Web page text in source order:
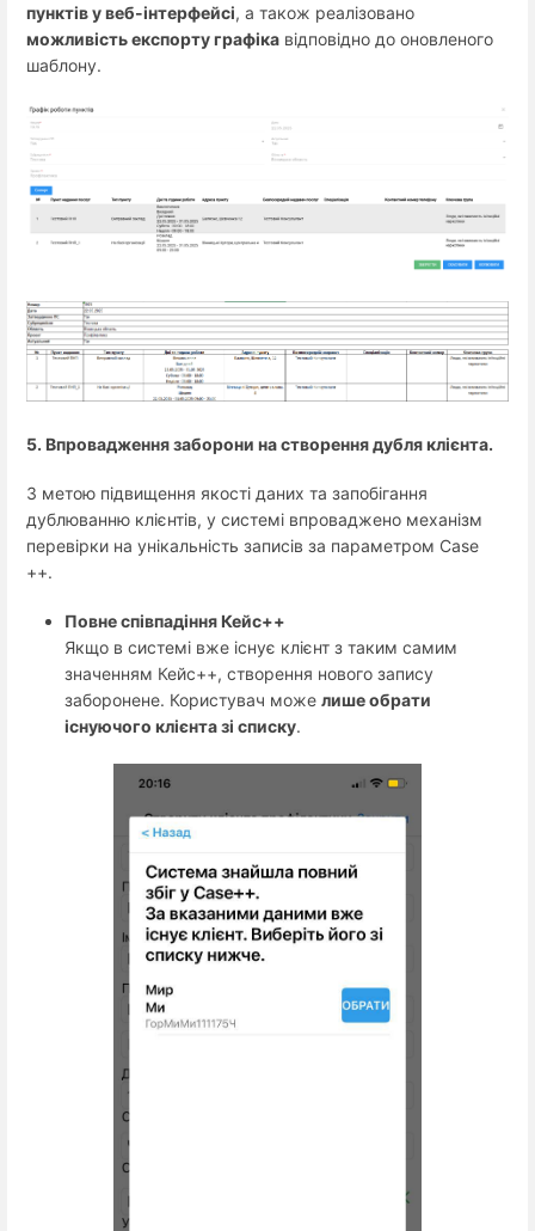
пунктів у веб-інтерфейсі, а також реалізовано
можливість експорту графіка відповідно до оновленого
шаблону.
5. Впровадження заборони на створення дубля клієнта.
З метою підвищення якості даних та запобігання
дублюванню клієнтів, у системі впроваджено механізм
перевірки на унікальність записів за параметром Case
++.
Повне співпадіння Кейс++
Якщо в системі вже існує клієнт з таким самим
значенням Кейс++, створення нового запису
заборонене. Користувач може лише обрати
існуючого клієнта зі списку.